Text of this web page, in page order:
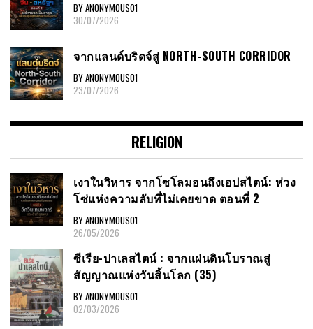
BY ANONYMOUS01
30/07/2026
จากแลนด์บริดจ์สู่ NORTH-SOUTH CORRIDOR
BY ANONYMOUS01
23/07/2026
RELIGION
เงาในวิหาร จากโซโลมอนถึงเอปสไตน์: ห่วง
โซ่แห่งความลับที่ไม่เคยขาด ตอนที่ 2
BY ANONYMOUS01
26/05/2026
ซีเรีย​-ปาเลสไตน์​ : จากแผ่นดินโบราณสู่
สัญญาณ​แห่งวันสิ้นโลก​ (35)
BY ANONYMOUS01
02/03/2026